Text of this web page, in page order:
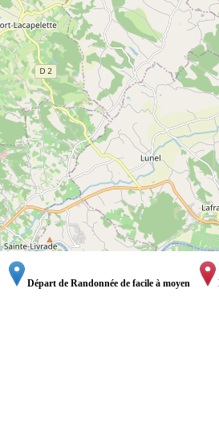
Départ de Randonnée de facile à moyen